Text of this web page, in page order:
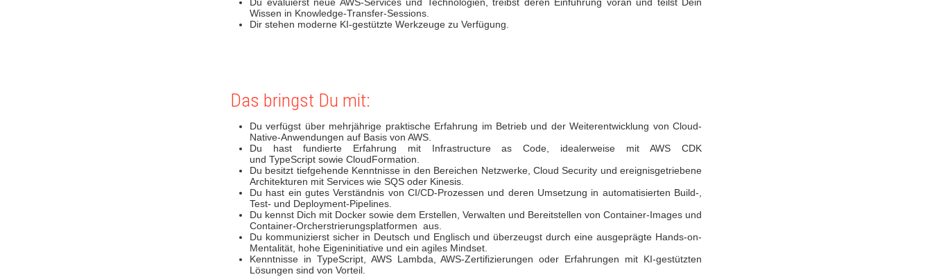
Du evaluierst neue AWS-Services und Technologien, treibst deren Einführung voran und teilst Dein
Wissen in Knowledge-Transfer-Sessions.
Dir stehen moderne KI-gestützte Werkzeuge zu Verfügung.
Das bringst Du mit:
Du verfügst über mehrjährige praktische Erfahrung im Betrieb und der Weiterentwicklung von Cloud-
Native-Anwendungen auf Basis von AWS.
​​​​​​​Du hast fundierte Erfahrung mit Infrastructure as Code, idealerweise mit AWS CDK
und TypeScript sowie CloudFormation.
Du besitzt tiefgehende Kenntnisse in den Bereichen Netzwerke, Cloud Security und ereignisgetriebene
Architekturen mit Services wie SQS oder Kinesis.
Du hast ein gutes Verständnis von CI/CD-Prozessen und deren Umsetzung in automatisierten Build-,
Test- und Deployment-Pipelines.
Du kennst Dich mit Docker sowie dem Erstellen, Verwalten und Bereitstellen von Container-Images und
Container-Orcherstrierungsplatformen aus.
Du kommunizierst sicher in Deutsch und Englisch und überzeugst durch eine ausgeprägte Hands-on-
Mentalität, hohe Eigeninitiative und ein agiles Mindset.
Kenntnisse in TypeScript, AWS Lambda, AWS-Zertifizierungen oder Erfahrungen mit KI-gestützten
Lösungen sind von Vorteil.